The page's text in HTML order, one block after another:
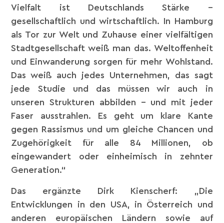
Vielfalt ist Deutschlands Stärke –
gesellschaftlich und wirtschaftlich. In Hamburg
als Tor zur Welt und Zuhause einer vielfältigen
Stadtgesellschaft weiß man das. Weltoffenheit
und Einwanderung sorgen für mehr Wohlstand.
Das weiß auch jedes Unternehmen, das sagt
jede Studie und das müssen wir auch in
unseren Strukturen abbilden – und mit jeder
Faser ausstrahlen. Es geht um klare Kante
gegen Rassismus und um gleiche Chancen und
Zugehörigkeit für alle 84 Millionen, ob
eingewandert oder einheimisch in zehnter
Generation.“
Das ergänzte Dirk Kienscherf: „Die
Entwicklungen in den USA, in Österreich und
anderen europäischen Ländern sowie auf